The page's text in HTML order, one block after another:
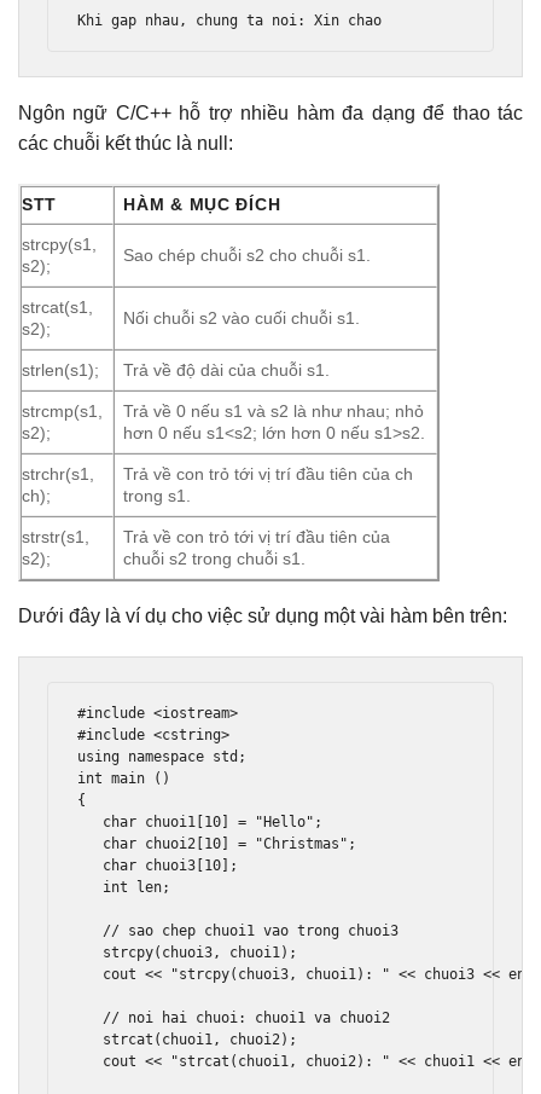
Khi gap nhau, chung ta noi: Xin chao
Ngôn ngữ C/C++ hỗ trợ nhiều hàm đa dạng để thao tác
các chuỗi kết thúc là null:
STT HÀM & MỤC ĐÍCH
strcpy(s1,
s2);
Sao chép chuỗi s2 cho chuỗi s1.
strcat(s1,
s2);
Nối chuỗi s2 vào cuối chuỗi s1.
strlen(s1); Trả về độ dài của chuỗi s1.
strcmp(s1,
s2);
Trả về 0 nếu s1 và s2 là như nhau; nhỏ
hơn 0 nếu s1<s2; lớn hơn 0 nếu s1>s2.
strchr(s1,
ch);
Trả về con trỏ tới vị trí đầu tiên của ch
trong s1.
strstr(s1,
s2);
Trả về con trỏ tới vị trí đầu tiên của
chuỗi s2 trong chuỗi s1.
Dưới đây là ví dụ cho việc sử dụng một vài hàm bên trên:
#include <iostream>
#include <cstring>
using namespace std ;
int main
()
{
char chuoi1 [10] = "Hello" ;
char chuoi2 [10] = "Christmas" ;
char chuoi3 [10];
int len;
// sao chep chuoi1 vao trong chuoi3
   strcpy
( chuoi3, chuoi1);
   cout
<< "strcpy(chuoi3, chuoi1): " << chuoi3 <<
// noi hai chuoi: chuoi1 va chuoi2
   strcat
( chuoi1, chuoi2);
   cout
<< "strcat(chuoi1, chuoi2): " << chuoi1 <<